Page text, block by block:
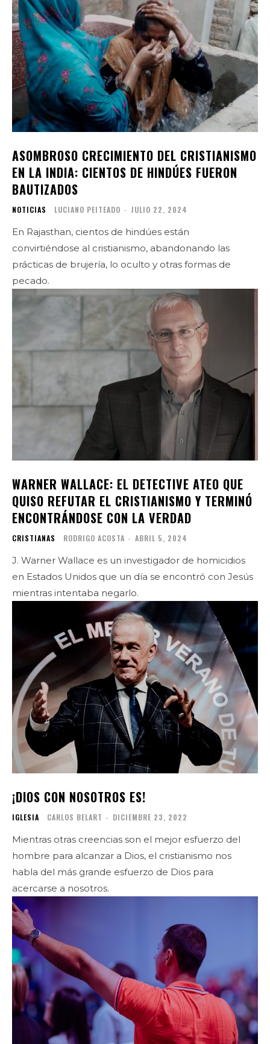
ASOMBROSO CRECIMIENTO DEL CRISTIANISMO
EN LA INDIA: CIENTOS DE HINDÚES FUERON
BAUTIZADOS
NOTICIAS LUCIANO PEITEADO - JULIO 22, 2024
En Rajasthan, cientos de hindúes están
convirtiéndose al cristianismo, abandonando las
prácticas de brujería, lo oculto y otras formas de
pecado.
WARNER WALLACE: EL DETECTIVE ATEO QUE
QUISO REFUTAR EL CRISTIANISMO Y TERMINÓ
ENCONTRÁNDOSE CON LA VERDAD
CRISTIANAS RODRIGO ACOSTA - ABRIL 5, 2024
J. Warner Wallace es un investigador de homicidios
en Estados Unidos que un día se encontró con Jesús
mientras intentaba negarlo.
¡DIOS CON NOSOTROS ES!
IGLESIA CARLOS BELART - DICIEMBRE 23, 2022
Mientras otras creencias son el mejor esfuerzo del
hombre para alcanzar a Dios, el cristianismo nos
habla del más grande esfuerzo de Dios para
acercarse a nosotros.